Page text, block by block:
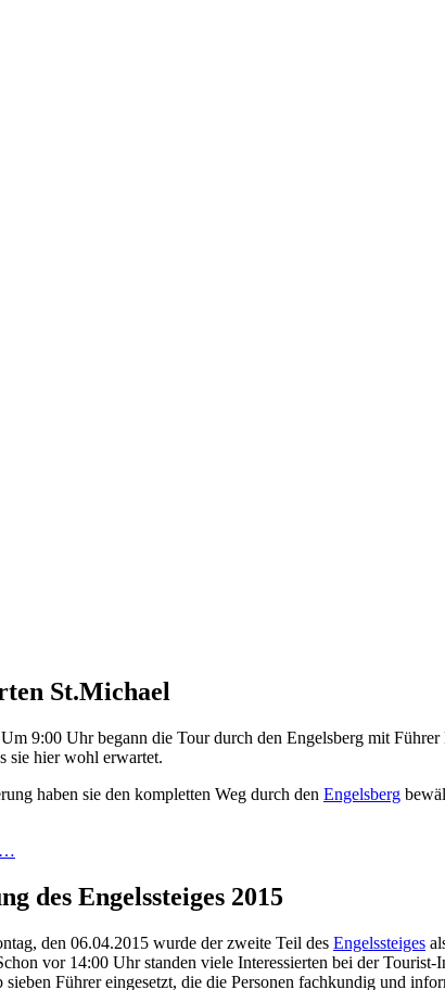
St.Michael
9:00 Uhr begann die Tour durch den Engelsberg mit
sie hier wohl erwartet.
haben sie den kompletten Weg durch den Engelsberg
…
des Engelssteiges 2015
den 06.04.2015 wurde der zweite Teil des Engelssteiges
vor 14:00 Uhr standen viele Interessierten bei der
sieben Führer eingesetzt, die die Personen fachkundig und